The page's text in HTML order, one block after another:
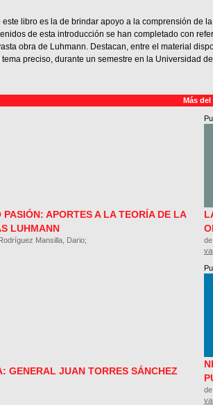
este libro es la de brindar apoyo a la comprensión de
de esta introducción se han completado con
obra de Luhmann. Destacan, entre el material
preciso, durante un semestre en la Universidad
Más del
APORTES A LA TEORÍA DE LA
LUHMANN
Mansilla, Dario;
GENERAL JUAN TORRES SÁNCHEZ